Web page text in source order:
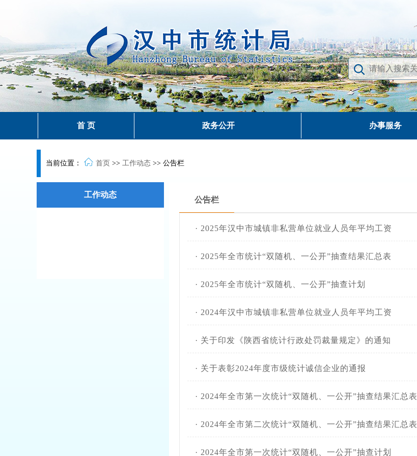
首 页 政务公开 办事服务
当前位置： 首页 >> 工作动态 >> 公告栏
工作动态
公告栏
· 2025年汉中市城镇非私营单位就业人员年平均工资
· 2025年全市统计“双随机、一公开”抽查结果汇总表
· 2025年全市统计“双随机、一公开”抽查计划
· 2024年汉中市城镇非私营单位就业人员年平均工资
· 关于印发《陕西省统计行政处罚裁量规定》的通知
· 关于表彰2024年度市级统计诚信企业的通报
· 2024年全市第一次统计“双随机、一公开”抽查结果汇总表
· 2024年全市第二次统计“双随机、一公开”抽查结果汇总表
· 2024年全市第一次统计“双随机、一公开”抽查计划